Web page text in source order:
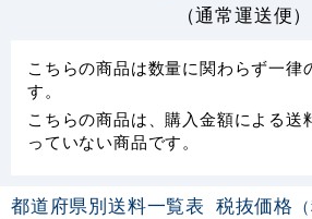
（通常運送便）
こちらの商品は数量に関わらず一律
す。
こちらの商品は、購入金額による送
っていない商品です。
都道府県別送料一覧表 税抜価格